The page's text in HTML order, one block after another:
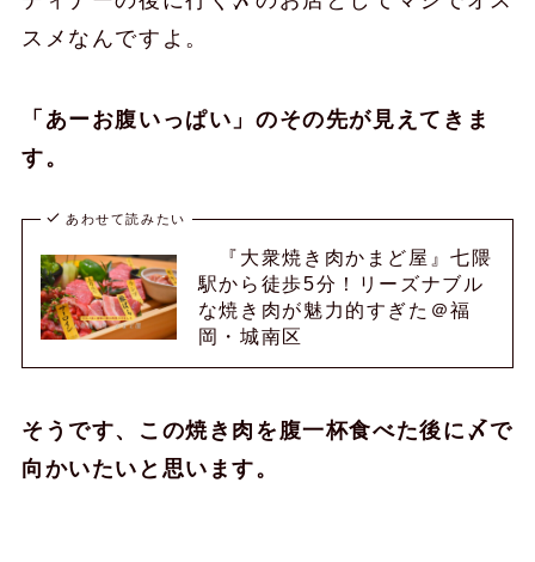
スメなんですよ。
「あーお腹いっぱい」のその先が見えてきま
す。
あわせて読みたい
『大衆焼き肉かまど屋』七隈
駅から徒歩5分！リーズナブル
な焼き肉が魅力的すぎた＠福
岡・城南区
そうです、この焼き肉を腹一杯食べた後に〆で
向かいたいと思います。